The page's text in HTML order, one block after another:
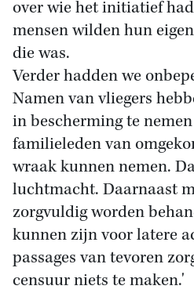
over wie het initiatief
mensen wilden hun
die was.
Verder hadden we
Namen van vliegers
in bescherming te
familieleden van
wraak kunnen nemen.
luchtmacht. Daarnaast
zorgvuldig worden
kunnen zijn voor latere
passages van tevoren
censuur niets te maken.'